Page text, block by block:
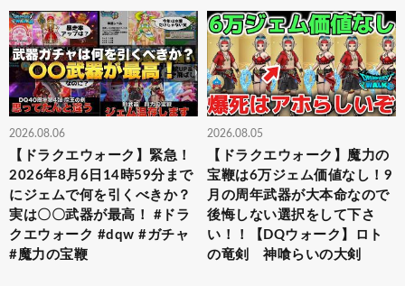
2026.08.06
【ドラクエウォーク】緊急！
2026年8月6日14時59分まで
にジェムで何を引くべきか？
実は〇〇武器が最高！ #ドラ
クエウォーク #dqw #ガチャ
#魔力の宝鞭
2026.08.05
【ドラクエウォーク】魔力の
宝鞭は6万ジェム価値なし！9
月の周年武器が大本命なので
後悔しない選択をして下さ
い！！【DQウォーク】ロト
の竜剣 神喰らいの大剣